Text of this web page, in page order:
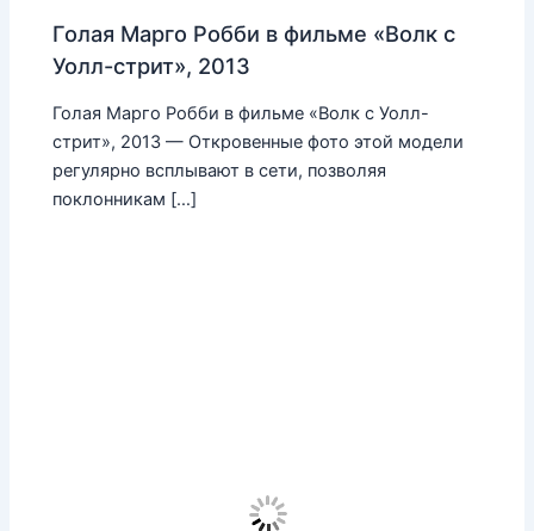
Голая Марго Робби в фильме «Волк с
Уолл-стрит», 2013
Голая Марго Робби в фильме «Волк с Уолл-
стрит», 2013 — Откровенные фото этой модели
регулярно всплывают в сети, позволяя
поклонникам […]